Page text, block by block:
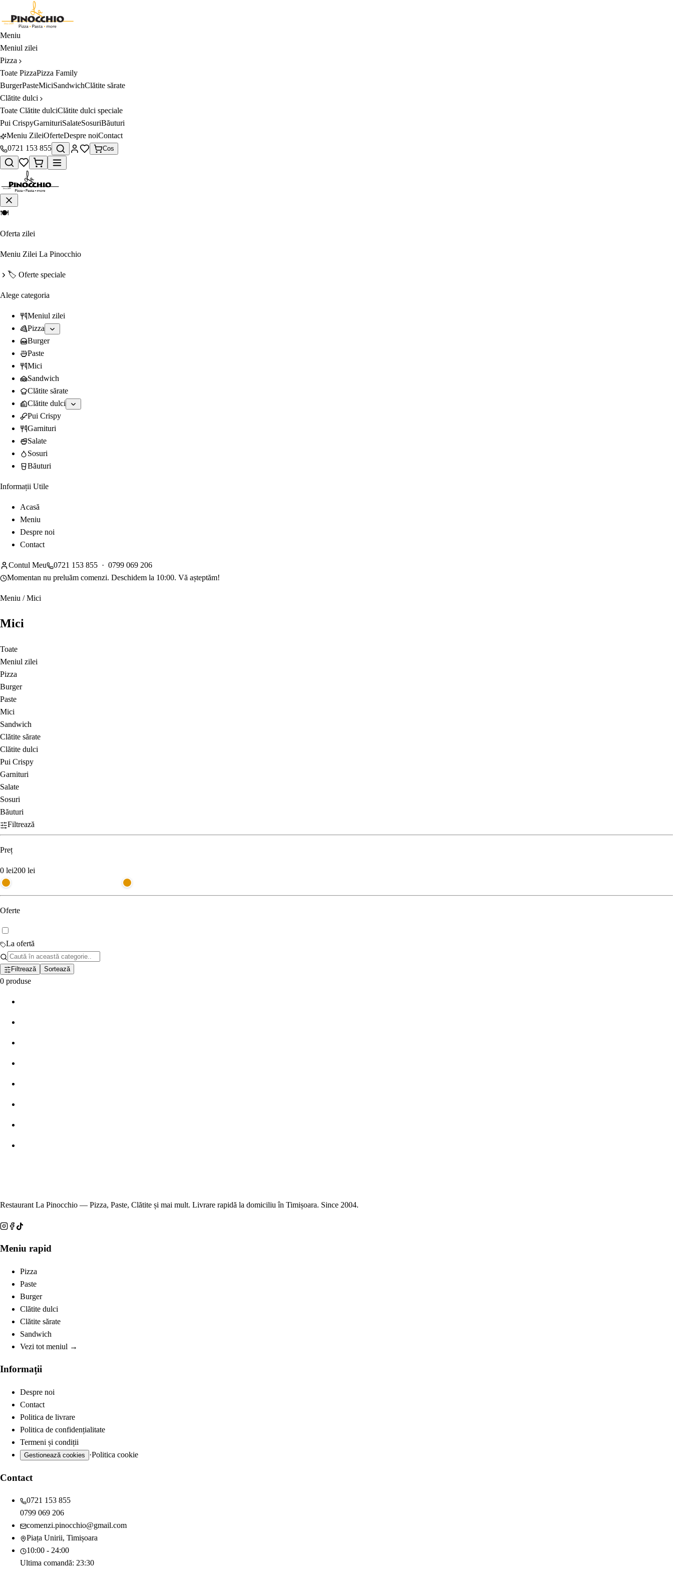
Meniu
Meniul zilei
Pizza
Toate PizzaPizza Family
BurgerPasteMiciSandwichClătite sărate
Clătite dulci
Toate Clătite dulciClătite dulci speciale
Pui CrispyGarnituriSalateSosuriBăuturi
Meniu ZileiOferteDespre noiContact
0721 153 855
Cos
🍽️
Oferta zilei
Meniu Zilei La Pinocchio
🏷️ Oferte speciale
Alege categoria
Meniul zilei
Pizza
Burger
Paste
Mici
Sandwich
Clătite sărate
Clătite dulci
Pui Crispy
Garnituri
Salate
Sosuri
Băuturi
Informații Utile
Acasă
Meniu
Despre noi
Contact
Contul Meu 0721 153 855 · 0799 069 206
Momentan nu preluăm comenzi. Deschidem la 10:00. Vă așteptăm!
Meniu /Mici
Mici
Toate
Meniul zilei
Pizza
Burger
Paste
Mici
Sandwich
Clătite sărate
Clătite dulci
Pui Crispy
Garnituri
Salate
Sosuri
Băuturi
Filtrează
Preț
0 lei200 lei
Oferte
La ofertă
Filtrează Sortează
0 produse
Restaurant La Pinocchio — Pizza, Paste, Clătite și mai mult. Livrare rapidă la domiciliu în Timișoara. Since 2004.
Meniu rapid
Pizza
Paste
Burger
Clătite dulci
Clătite sărate
Sandwich
Vezi tot meniul →
Informații
Despre noi
Contact
Politica de livrare
Politica de confidențialitate
Termeni și condiții
Gestionează cookies ·Politica cookie
Contact
0721 153 855
0799 069 206
comenzi.pinocchio@gmail.com
Piața Unirii, Timișoara
10:00 - 24:00
Ultima comandă: 23:30